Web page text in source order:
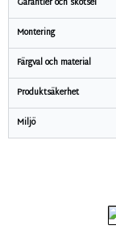
Montering
Färgval och material
Produktsäkerhet
Miljö